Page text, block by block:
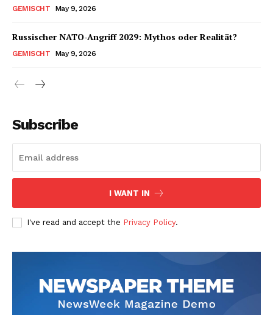
GEMISCHT May 9, 2026
Russischer NATO-Angriff 2029: Mythos oder Realität?
GEMISCHT May 9, 2026
Subscribe
I WANT IN
I've read and accept the Privacy Policy.